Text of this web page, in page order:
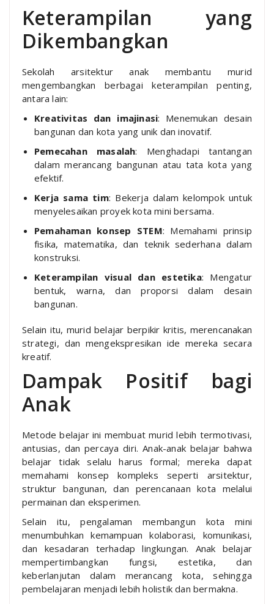
Keterampilan yang
Dikembangkan
Sekolah arsitektur anak membantu murid
mengembangkan berbagai keterampilan penting,
antara lain:
Kreativitas dan imajinasi: Menemukan desain
bangunan dan kota yang unik dan inovatif.
Pemecahan masalah: Menghadapi tantangan
dalam merancang bangunan atau tata kota yang
efektif.
Kerja sama tim: Bekerja dalam kelompok untuk
menyelesaikan proyek kota mini bersama.
Pemahaman konsep STEM: Memahami prinsip
fisika, matematika, dan teknik sederhana dalam
konstruksi.
Keterampilan visual dan estetika: Mengatur
bentuk, warna, dan proporsi dalam desain
bangunan.
Selain itu, murid belajar berpikir kritis, merencanakan
strategi, dan mengekspresikan ide mereka secara
kreatif.
Dampak Positif bagi
Anak
Metode belajar ini membuat murid lebih termotivasi,
antusias, dan percaya diri. Anak-anak belajar bahwa
belajar tidak selalu harus formal; mereka dapat
memahami konsep kompleks seperti arsitektur,
struktur bangunan, dan perencanaan kota melalui
permainan dan eksperimen.
Selain itu, pengalaman membangun kota mini
menumbuhkan kemampuan kolaborasi, komunikasi,
dan kesadaran terhadap lingkungan. Anak belajar
mempertimbangkan fungsi, estetika, dan
keberlanjutan dalam merancang kota, sehingga
pembelajaran menjadi lebih holistik dan bermakna.